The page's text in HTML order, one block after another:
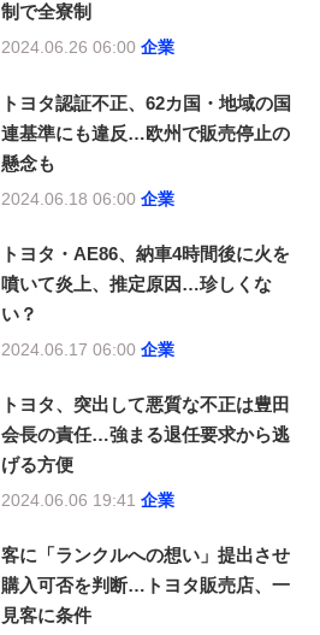
制で全寮制
2024.06.26 06:00 企業
トヨタ認証不正、62カ国・地域の国
連基準にも違反…欧州で販売停止の
懸念も
2024.06.18 06:00 企業
トヨタ・AE86、納車4時間後に火を
噴いて炎上、推定原因…珍しくな
い？
2024.06.17 06:00 企業
トヨタ、突出して悪質な不正は豊田
会長の責任…強まる退任要求から逃
げる方便
2024.06.06 19:41 企業
客に「ランクルへの想い」提出させ
購入可否を判断…トヨタ販売店、一
見客に条件